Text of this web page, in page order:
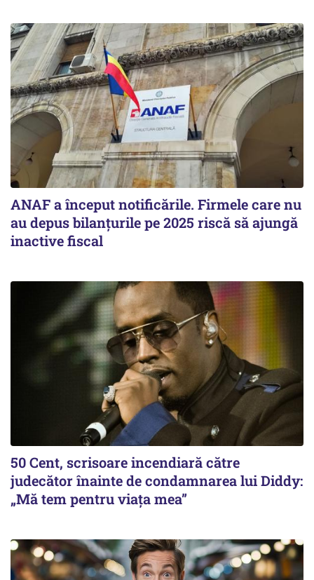
ANAF a început notificările. Firmele care nu
au depus bilanțurile pe 2025 riscă să ajungă
inactive fiscal
50 Cent, scrisoare incendiară către
judecător înainte de condamnarea lui Diddy:
„Mă tem pentru viața mea”